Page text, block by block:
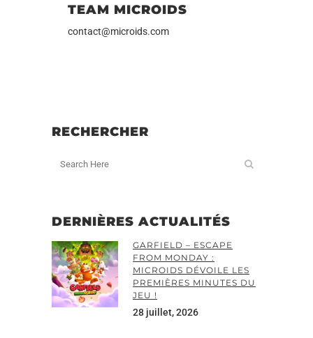
TEAM MICROIDS
contact@microids.com
RECHERCHER
DERNIÈRES ACTUALITÉS
GARFIELD – ESCAPE
FROM MONDAY :
MICROIDS DÉVOILE LES
PREMIÈRES MINUTES DU
JEU !
28 juillet, 2026